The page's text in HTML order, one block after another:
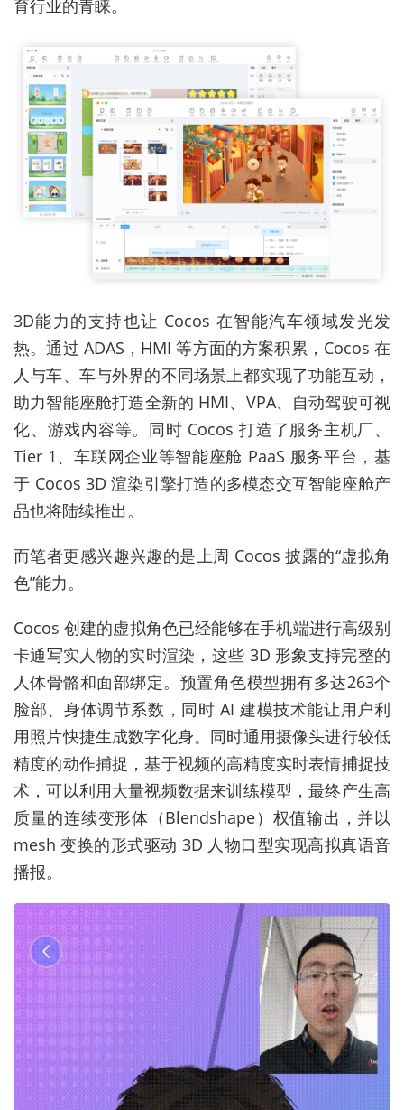
育行业的青睐。
3D能力的支持也让 Cocos 在智能汽车领域发光发
热。通过 ADAS，HMI 等方面的方案积累，Cocos 在
人与车、车与外界的不同场景上都实现了功能互动，
助力智能座舱打造全新的 HMI、VPA、自动驾驶可视
化、游戏内容等。同时 Cocos 打造了服务主机厂、
Tier 1、车联网企业等智能座舱 PaaS 服务平台，基
于 Cocos 3D 渲染引擎打造的多模态交互智能座舱产
品也将陆续推出。
而笔者更感兴趣兴趣的是上周 Cocos 披露的“虚拟角
色”能力。
Cocos 创建的虚拟角色已经能够在手机端进行高级别
卡通写实人物的实时渲染，这些 3D 形象支持完整的
人体骨骼和面部绑定。预置角色模型拥有多达263个
脸部、身体调节系数，同时 AI 建模技术能让用户利
用照片快捷生成数字化身。同时通用摄像头进行较低
精度的动作捕捉，基于视频的高精度实时表情捕捉技
术，可以利用大量视频数据来训练模型，最终产生高
质量的连续变形体（Blendshape）权值输出，并以
mesh 变换的形式驱动 3D 人物口型实现高拟真语音
播报。